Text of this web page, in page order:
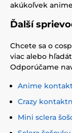
akúkoľvek
Ďalší
Chcete sa o
viac alebo
Odporúčame
Anime
Crazy
Mini sclera